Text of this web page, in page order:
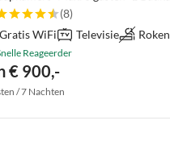
(8)
Gratis WiFi
Televisie
Reageerder
€ 900,-
/ 7 Nachten